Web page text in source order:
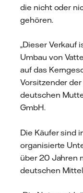
die nicht oder
gehören.
„Dieser Verkauf
Umbau von
auf das
Vorsitzender
deutschen
GmbH.
Die Käufer sind
organisierte
über 20 Jahren
deutschen